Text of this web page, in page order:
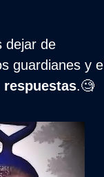
dejar de
guardianes y el
respuestas.🧐